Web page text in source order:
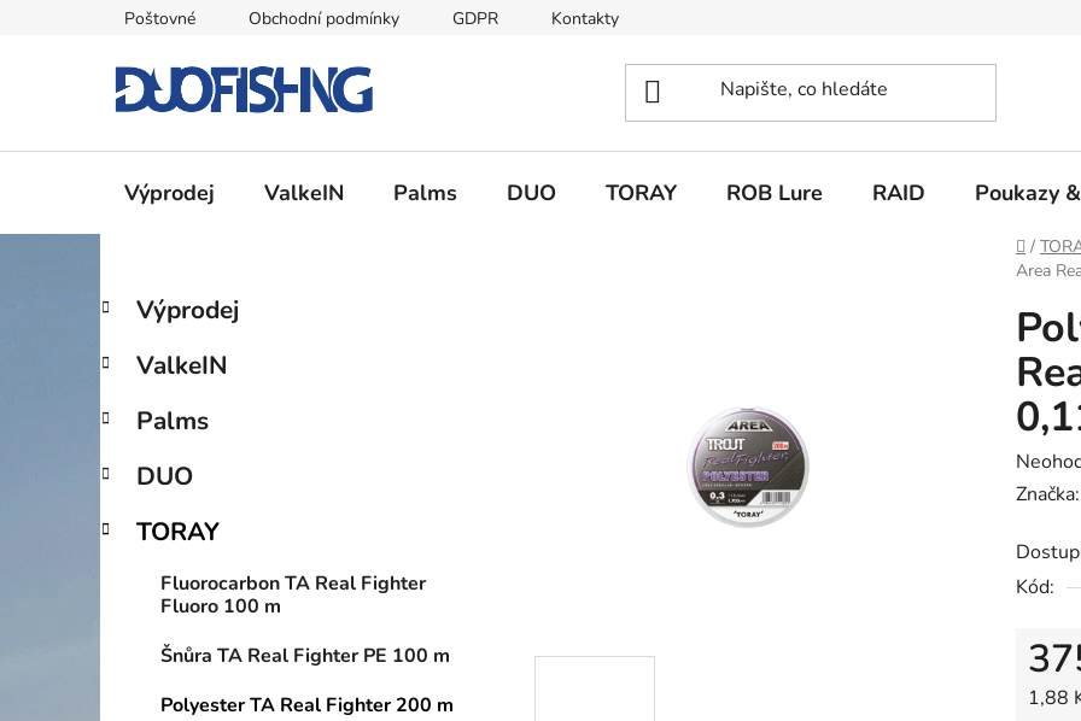
Poštovné Obchodní podmínky GDPR Kontakty
Výprodej ValkeIN Palms DUO TORAY ROB Lure RAID Poukazy
Domů
/
Area
P
s
r
n
n
í
Přeskočit
kategorie
K
a
e
o
i
Výprodej
ValkeIN
Palms
DUO
TORAY
Fluorocarbon TA Real Fighter
Fluoro 100 m
Šnůra TA Real Fighter PE 100 m
Polyester TA Real Fighter 200 m
je
0,0
Značka:
Kód:
1,88